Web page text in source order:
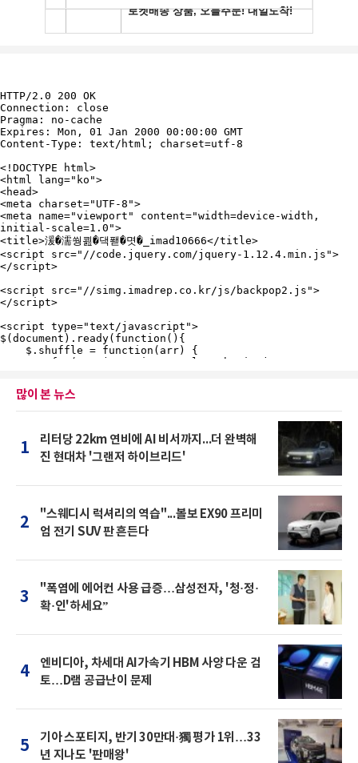
많이 본 뉴스
1
리터당 22km 연비에 AI 비서까지...더 완벽해
진 현대차 '그랜저 하이브리드'
2
"스웨디시 럭셔리의 역습"...볼보 EX90 프리미
엄 전기 SUV 판 흔든다
3
"폭염에 에어컨 사용 급증…삼성전자, '청·정·
확·인'하세요”
4
엔비디아, 차세대 AI가속기 HBM 사양 다운 검
토…D램 공급난이 문제
5
기아 스포티지, 반기 30만대·獨 평가 1위…33
년 지나도 '판매왕'